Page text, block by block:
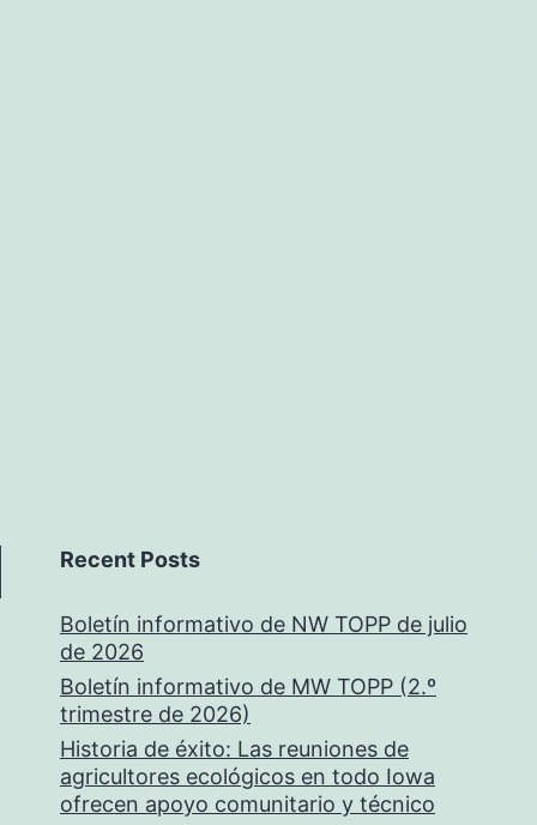
Recent Posts
Boletín informativo de NW TOPP de julio
de 2026
Boletín informativo de MW TOPP (2.º
trimestre de 2026)
Historia de éxito: Las reuniones de
agricultores ecológicos en todo Iowa
ofrecen apoyo comunitario y técnico